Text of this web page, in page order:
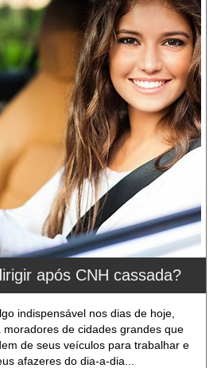
após CNH cassada?
indispensável nos dias de hoje,
moradores de cidades grandes que
de seus veículos para trabalhar e
afazeres do dia-a-dia...